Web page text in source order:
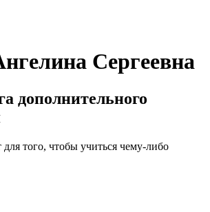
Сергеевна
дополнительного
того, чтобы учиться чему-либо